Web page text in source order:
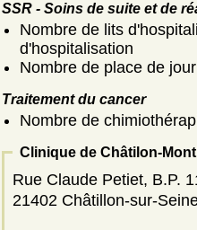
SSR - Soins de suite et de
Nombre de lits
d'hospitalisation
Nombre de place de
Traitement du cancer
Nombre de
Clinique de Châtilon-
Rue Claude Petiet, B.P.
21402 Châtillon-sur-